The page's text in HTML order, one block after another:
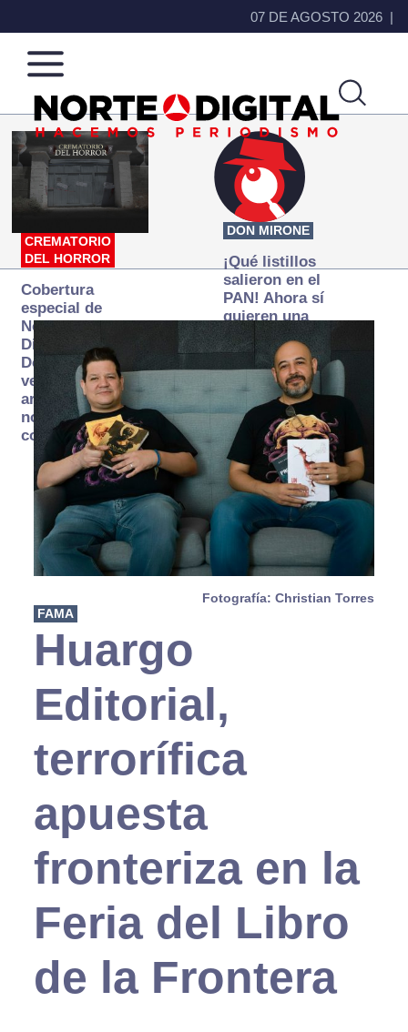
07 DE AGOSTO 2026
Norte
de
Ciudad
Más
que
noticias,
hacemos periodismo
CREMATORIO
DEL HORROR
Cobertura
especial de
Norte
Digital:
Donde la
verdad
arde… pero
no se
consume
DON MIRONE
¡Qué listillos
salieron en el
PAN! Ahora sí
quieren una
Fiscalía
autónoma… y
transexenal
Fotografía: Christian Torres
FAMA
Huargo
Editorial,
terrorífica
apuesta
fronteriza en la
Feria del Libro
de la Frontera